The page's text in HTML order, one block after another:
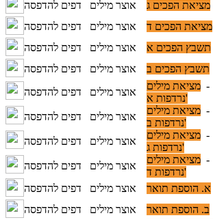
דפים להדפסה
אוצר מילים
דפים להדפסה
אוצר מילים
דפים להדפסה
אוצר מילים
דפים להדפסה
אוצר מילים
דפים להדפסה
אוצר מילים
- מציאת מילים
נרדפות א'
דפים להדפסה
אוצר מילים
- מציאת מילים
נרדפות ב'
דפים להדפסה
אוצר מילים
- מציאת מילים
נרדפות ג'
דפים להדפסה
אוצר מילים
- מציאת מילים
נרדפות ד'
דפים להדפסה
אוצר מילים
א. הוספת תואר
דפים להדפסה
אוצר מילים
ב. הוספת תואר